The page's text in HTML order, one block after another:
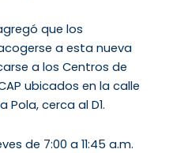
que los
a esta nueva
a los Centros de
ubicados en la calle
Pola, cerca al D1.
de 7:00 a 11:45 a.m.